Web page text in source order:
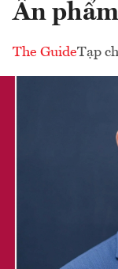
Ấn phẩm
The GuideTạp